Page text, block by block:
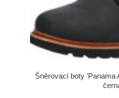
Šněrovací boty 'Panama